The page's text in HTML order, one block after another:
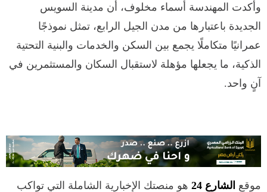
وأكدت المهندسة أسماء مخلوف، أن مدينة السويس
الجديدة باعتبارها من مدن الجيل الرابع، تمثل نموذجًا
عمرانيًا متكاملًا يجمع بين السكن والخدمات والبنية التحتية
الذكية، ما يجعلها مؤهلة لاستقبال السكان والمستثمرين في
آنٍ واحد.
موقع الشارع 24
هو منصتك الإخبارية الشاملة التي تواكب